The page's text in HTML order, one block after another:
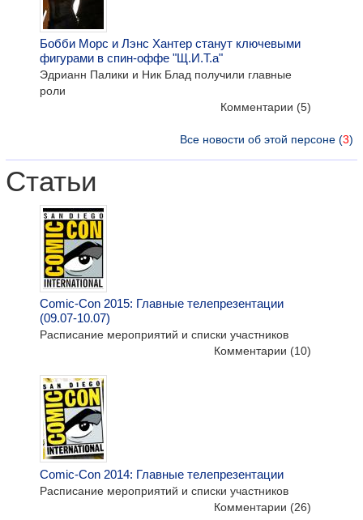
Бобби Морс и Лэнс Хантер станут ключевыми
фигурами в спин-оффе "Щ.И.Т.а"
Эдрианн Палики и Ник Блад получили главные
роли
Комментарии (5)
Все новости об этой персоне (3)
Статьи
Comic-Con 2015: Главные телепрезентации
(09.07-10.07)
Расписание мероприятий и списки участников
Комментарии (10)
Comic-Con 2014: Главные телепрезентации
Расписание мероприятий и списки участников
Комментарии (26)